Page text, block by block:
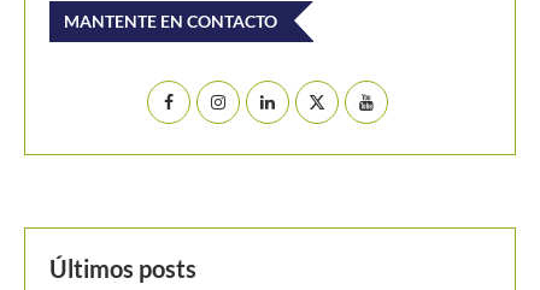
MANTENTE EN CONTACTO
Últimos posts